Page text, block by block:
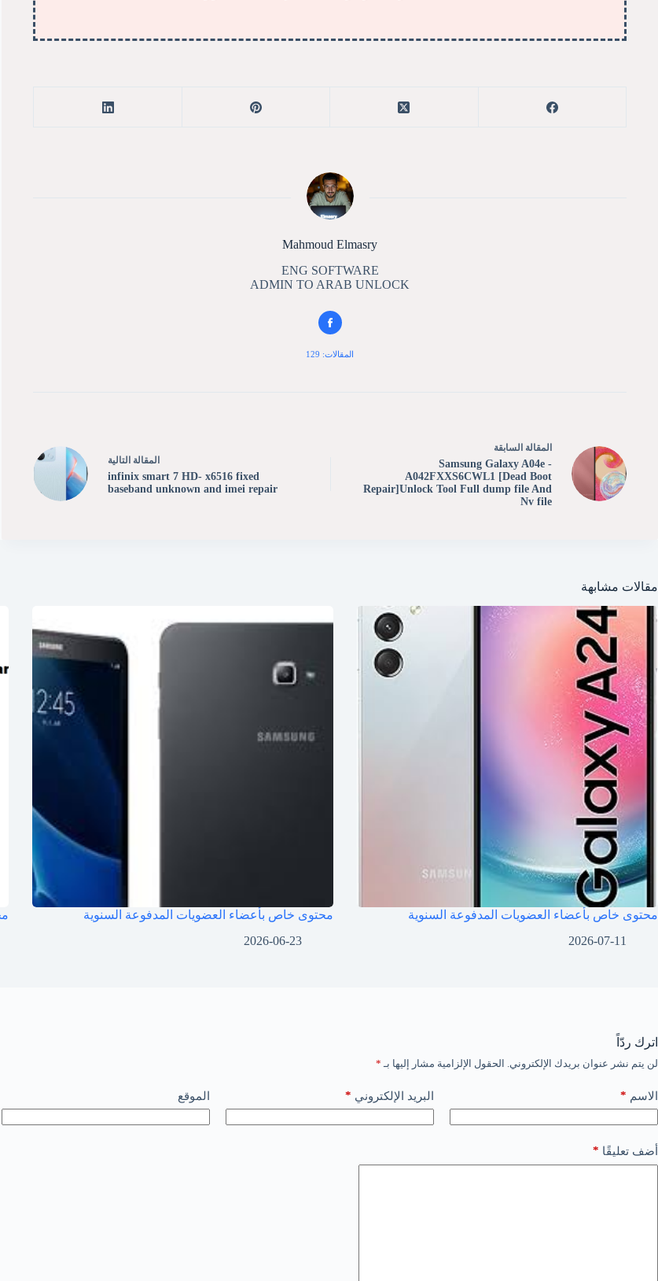
Mahmoud Elmasry
ENG SOFTWARE
ADMIN TO ARAB UNLOCK
المقالات: 129
المقالة السابقة
Samsung Galaxy A04e -
A042FXXS6CWL1 [Dead Boot
Repair]Unlock Tool Full dump file And
Nv file
المقالة التالية
infinix smart 7 HD- x6516 fixed
baseband unknown and imei repair
مقالات مشابهة
محتوى خاص بأعضاء العضويات المدفوعة السنوية
2026-07-11
محتوى خاص بأعضاء العضويات المدفوعة السنوية
2026-06-23
اترك ردّاً
لن يتم نشر عنوان بريدك الإلكتروني. الحقول الإلزامية مشار إليها بـ *
الاسم * البريد الإلكتروني * الموقع
أضف تعليقًا *